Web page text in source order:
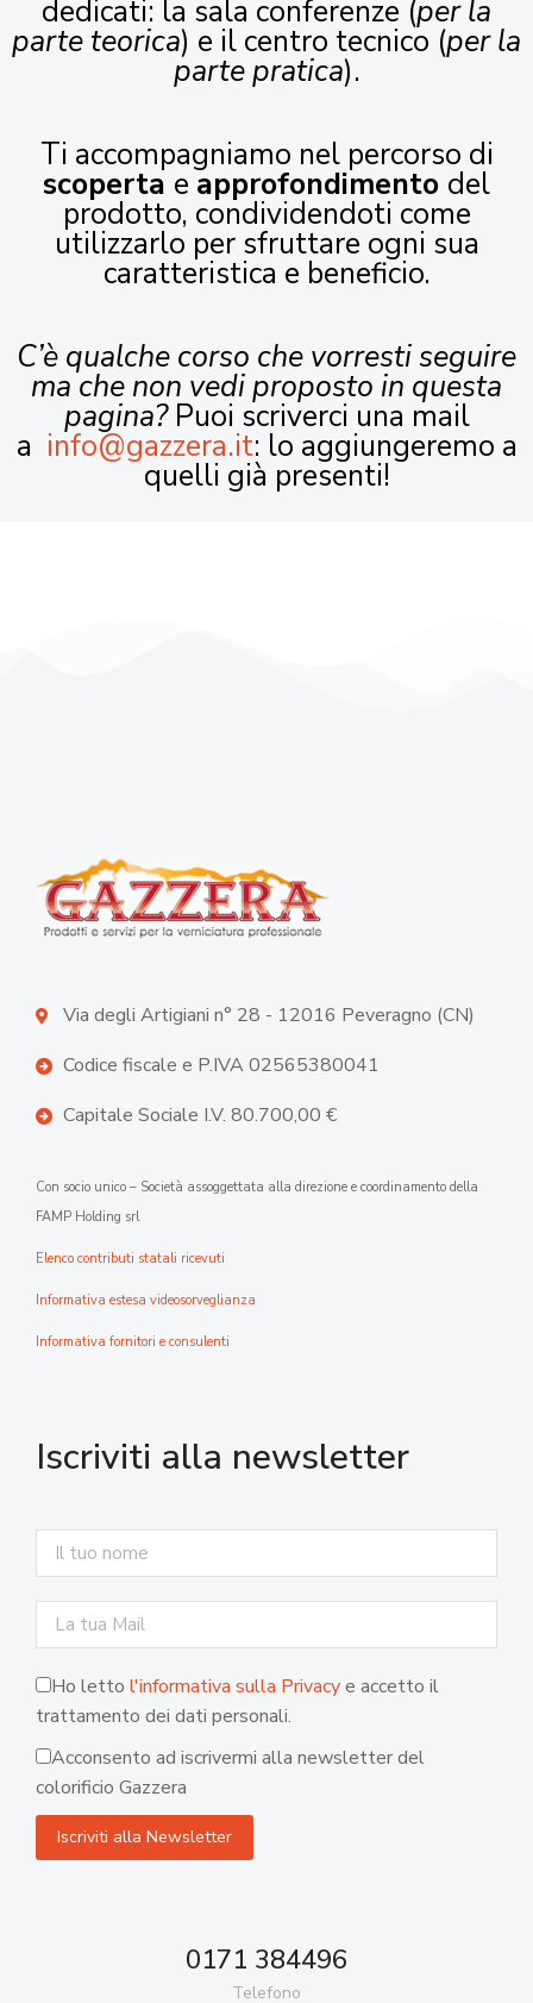
dedicati: la sala conferenze (per la
parte teorica) e il centro tecnico (per la
parte pratica).
Ti accompagniamo nel percorso di
scoperta e approfondimento del
prodotto, condividendoti come
utilizzarlo per sfruttare ogni sua
caratteristica e beneficio.
C’è qualche corso che vorresti seguire
ma che non vedi proposto in questa
pagina?Puoi scriverci una mail
a info@gazzera.it: lo aggiungeremo a
quelli già presenti!
Via degli Artigiani n° 28 - 12016 Peveragno (CN)
Codice fiscale e P.IVA 02565380041
Capitale Sociale I.V. 80.700,00 €
Con socio unico – Società assoggettata alla direzione e coordinamento della
FAMP Holding srl
Elenco contributi statali ricevuti
Informativa estesa videosorveglianza
Informativa fornitori e consulenti
Iscriviti alla newsletter
Ho letto l'informativa sulla Privacye accetto il
trattamento dei dati personali.
Acconsento ad iscrivermi alla newsletter del
colorificio Gazzera
0171 384496
Telefono